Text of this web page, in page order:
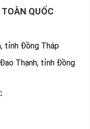
QUỐC
tỉnh Đồng Tháp
Thạnh, tỉnh Đồng